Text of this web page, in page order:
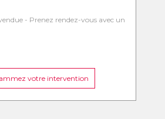
- Prenez rendez-vous avec un
votre intervention